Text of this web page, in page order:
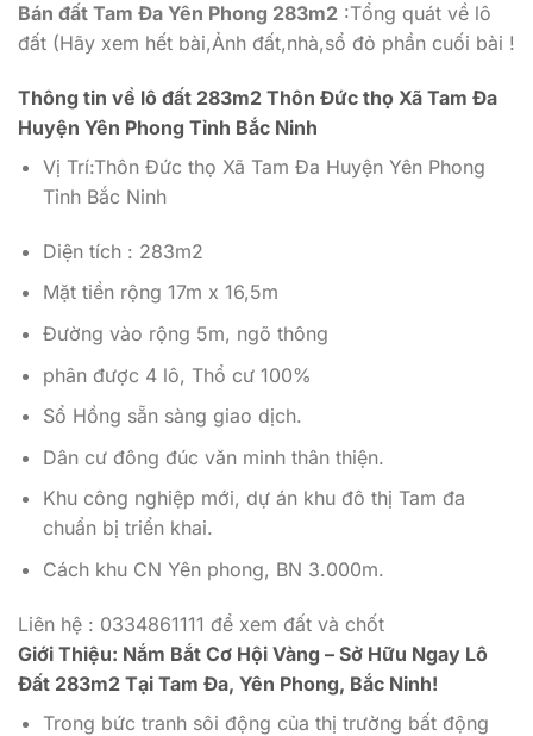
Bán đất Tam Đa Yên Phong 283m2 :Tổng quát về lô
đất (Hãy xem hết bài,Ảnh đất,nhà,sổ đỏ phần cuối bài !
Thông tin về lô đất 283m2 Thôn Đức thọ Xã Tam Đa
Huyện Yên Phong Tỉnh Bắc Ninh
Vị Trí:Thôn Đức thọ Xã Tam Đa Huyện Yên Phong
Tỉnh Bắc Ninh
Diện tích : 283m2
Mặt tiền rộng 17m x 16,5m
Đường vào rộng 5m, ngõ thông
phân được 4 lô, Thổ cư 100%
Sổ Hồng sẵn sàng giao dịch.
Dân cư đông đúc văn minh thân thiện.
Khu công nghiệp mới, dự án khu đô thị Tam đa
chuẩn bị triển khai.
Cách khu CN Yên phong, BN 3.000m.
Liên hệ : 0334861111 để xem đất và chốt
Giới Thiệu: Nắm Bắt Cơ Hội Vàng – Sở Hữu Ngay Lô
Đất 283m2 Tại Tam Đa, Yên Phong, Bắc Ninh!
Trong bức tranh sôi động của thị trường bất động